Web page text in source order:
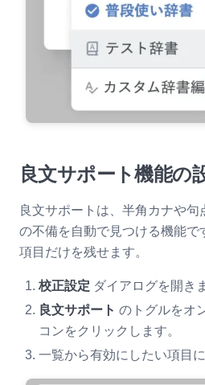
良文サポート機能の
良文サポートは、半角カナや
の不備を自動で見つける機能で
項目だけを残せます。
校正設定 ダイアログを開き
良文サポート のトグルをオ
コンをクリックします。
一覧から有効にしたい項目